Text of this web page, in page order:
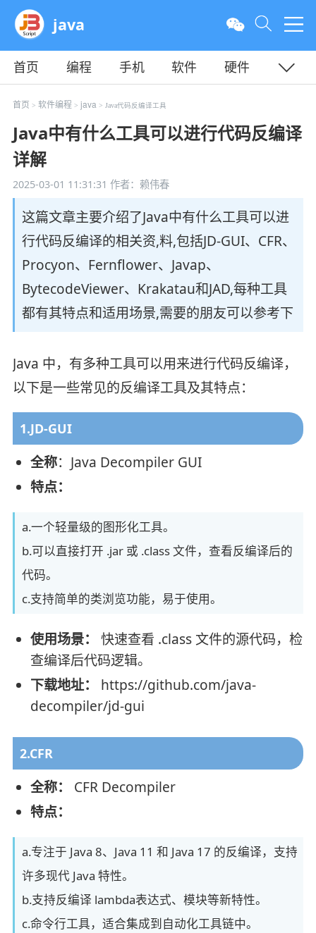
java
首页 编程 手机 软件
硬件
教程
平面 服务器
首页 > 软件编程 > java> Java代码反编译工具
Java中有什么工具可以进行代码反编译
详解
2025-03-01 11:31:31 作者：赖伟春
这篇文章主要介绍了Java中有什么工具可以进
行代码反编译的相关资,料,包括JD-GUI、CFR、
Procyon、Fernflower、Javap、
BytecodeViewer、Krakatau和JAD,每种工具
都有其特点和适用场景,需要的朋友可以参考下
Java 中，有多种工具可以用来进行代码反编译，
以下是一些常见的反编译工具及其特点：
1.JD-GUI
全称：Java Decompiler GUI
特点：
a.一个轻量级的图形化工具。
b.可以直接打开 .jar 或 .class 文件，查看反编译后的
代码。
c.支持简单的类浏览功能，易于使用。
使用场景：
快速查看 .class 文件的源代码，检
查编译后代码逻辑。
下载地址：
https://github.com/java-
decompiler/jd-gui
2.CFR
全称：
CFR Decompiler
特点：
a.专注于 Java 8、Java 11 和 Java 17 的反编译，支持
许多现代 Java 特性。
b.支持反编译 lambda表达式、模块等新特性。
c.命令行工具，适合集成到自动化工具链中。